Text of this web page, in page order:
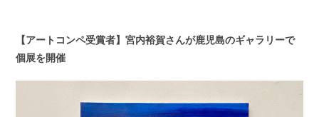
【アートコンペ受賞者】宮内裕賀さんが鹿児島のギャラリーで
個展を開催